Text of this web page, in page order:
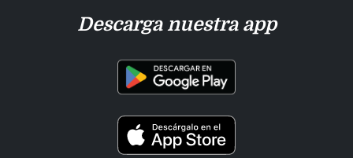
Descarga nuestra app